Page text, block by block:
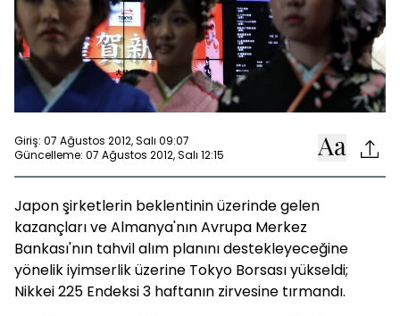
Giriş: 07 Ağustos 2012, Salı 09:07
Güncelleme: 07 Ağustos 2012, Salı 12:15
Japon şirketlerin beklentinin üzerinde gelen
kazançları ve Almanya'nın Avrupa Merkez
Bankası'nın tahvil alım planını destekleyeceğine
yönelik iyimserlik üzerine Tokyo Borsası yükseldi;
Nikkei 225 Endeksi 3 haftanın zirvesine tırmandı.